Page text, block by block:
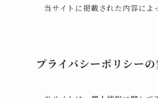
当サイトに掲載された内容によ
プライバシーポリシー